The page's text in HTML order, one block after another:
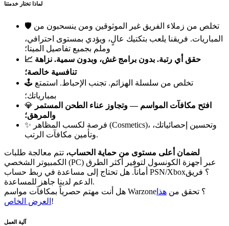
لماذا تختار خدمتنا
🛡️ تخلص من زملاء الفريق غير الموثوقين ومن ينسحبون من
المباريات. فريقنا يلعب بتكتيك عالٍ، ويؤدي بمستوى احترافي،
وملم بجميع تفاصيل الميتا؛
📈 حقق أي رتبة. بدون برامج غش، وبدون سمية. نزاهة
تنافسية خالصة؛
🕹️ تخلص من سلسلة الهزائم. تجنب الإحباط. استمتع
بمبارياتك؛
💎 افتح مكافآت المواسم — وتجاوز عناء الطحن المستمر
والمرهق؛
✨ فرصة لكسب المظاهر (Cosmetics)، وتحسين إحصائياتك،
وتأمين مكافآت الرتب.
لضمان أعلى مستوى من حماية الحساب، تتم معالجة طلبات
الكمبيوتر الشخصي (PC) عبر أجهزة الكونسول لتوفير أكثر الطرق
أماناً. هل تحتاج إلى مساعدة في ربط حساب PSN/Xbox؟ فريق
الدعم لدينا جاهز للمساعدة.
هل أنت مهتم حصرياً بمكافآت مواسم Warzone؟ تحقق من هذا
العرض الخاص !
آلية العمل